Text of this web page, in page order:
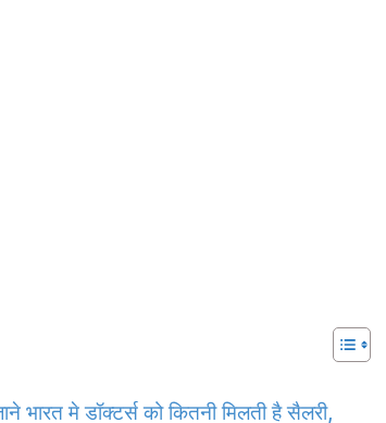
भारत मे डॉक्टर्स को कितनी मिलती है सैलरी,